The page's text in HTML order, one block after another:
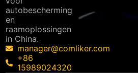
autobescherming
en
raamoplossingen
in China.
manager@comliker.com
+86
15989024320